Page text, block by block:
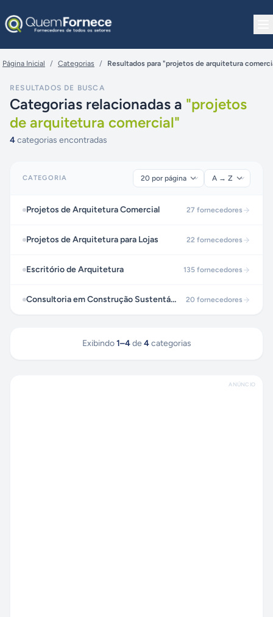
Página Inicial / Categorias / Resultados para "projetos de arquitetura
RESULTADOS DE BUSCA
Categorias relacionadas a "projetos
de arquitetura comercial"
4categorias encontradas
CATEGORIA
Projetos de Arquitetura Comercial 27 fornecedores
Projetos de Arquitetura para Lojas 22 fornecedores
Escritório de Arquitetura 135 fornecedores
Consultoria em Construção Sustentável - Certificação LEED 20 fornecedores
Exibindo 1–4 de 4 categorias
ANÚNCIO